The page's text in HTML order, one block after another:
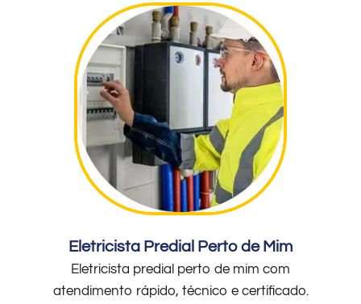
Eletricista Predial Perto de Mim
Eletricista predial perto de mim com
atendimento rápido, técnico e certificado.